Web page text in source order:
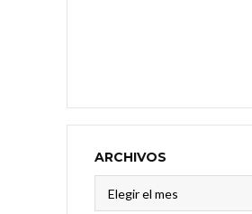
ARCHIVOS